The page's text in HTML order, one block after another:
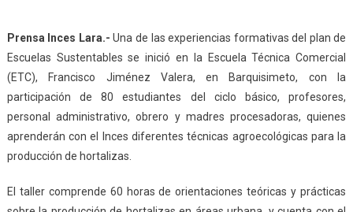
Prensa Inces Lara.- Una de las experiencias formativas del plan de
Escuelas Sustentables se inició en la Escuela Técnica Comercial
(ETC), Francisco Jiménez Valera, en Barquisimeto, con la
participación de 80 estudiantes del ciclo básico, profesores,
personal administrativo, obrero y madres procesadoras, quienes
aprenderán con el Inces diferentes técnicas agroecológicas para la
producción de hortalizas.
El taller comprende 60 horas de orientaciones teóricas y prácticas